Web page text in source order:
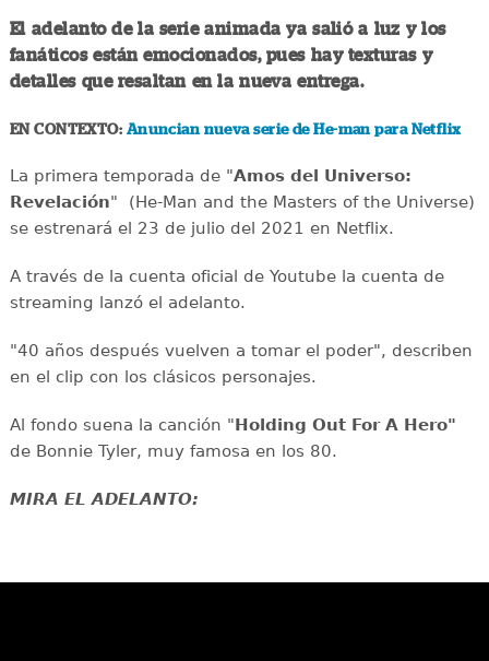
El adelanto de la serie animada ya salió a luz y los
fanáticos están emocionados, pues hay texturas y
detalles que resaltan en la nueva entrega.
EN CONTEXTO: Anuncian nueva serie de He-man para Netflix
La primera temporada de "Amos del Universo:
Revelación" (He-Man and the Masters of the Universe)
se estrenará el 23 de julio del 2021 en Netflix.
A través de la cuenta oficial de Youtube la cuenta de
streaming lanzó el adelanto.
"40 años después vuelven a tomar el poder", describen
en el clip con los clásicos personajes.
Al fondo suena la canción "Holding Out For A Hero"
de Bonnie Tyler, muy famosa en los 80.
MIRA EL ADELANTO: